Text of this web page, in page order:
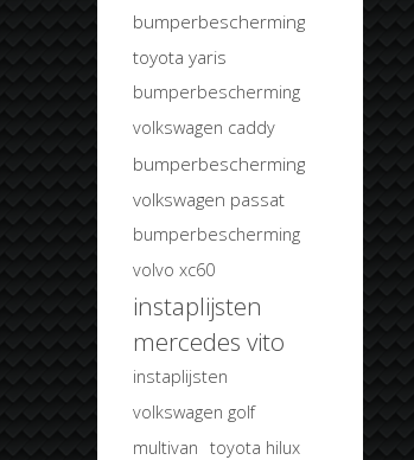
bumperbescherming
toyota yaris
bumperbescherming
volkswagen caddy
bumperbescherming
volkswagen passat
bumperbescherming
volvo xc60
instaplijsten
mercedes vito
instaplijsten
volkswagen golf
multivan toyota hilux